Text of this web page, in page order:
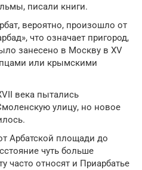
писали книги.
вероятно, произошло от
что означает пригород,
занесено в Москву в XV
или крымскими
века пытались
улицу, но новое
Арбатской площади до
чуть больше
часто относят и Приарбатье